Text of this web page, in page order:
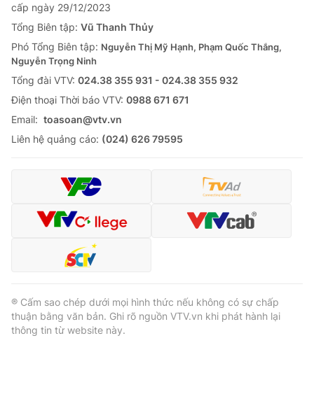
cấp ngày 29/12/2023
Tổng Biên tập: Vũ Thanh Thủy
Phó Tổng Biên tập: Nguyễn Thị Mỹ Hạnh, Phạm Quốc Thắng,
Nguyễn Trọng Ninh
Tổng đài VTV: 024.38 355 931 - 024.38 355 932
Ðiện thoại Thời báo VTV: 0988 671 671
Email: toasoan@vtv.vn
Liên hệ quảng cáo: (024) 626 79595
® Cấm sao chép dưới mọi hình thức nếu không có sự chấp
thuận bằng văn bản. Ghi rõ nguồn VTV.vn khi phát hành lại
thông tin từ website này.